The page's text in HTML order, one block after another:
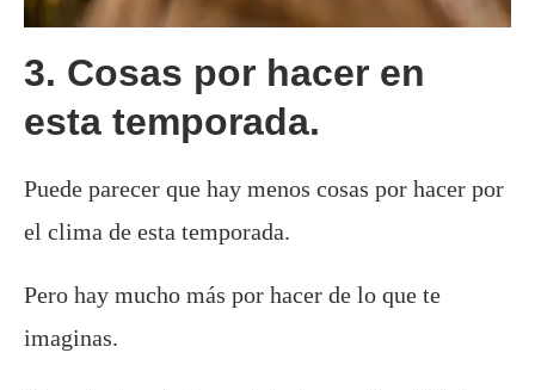
3. Cosas por hacer en
esta temporada.
Puede parecer que hay menos cosas por hacer por
el clima de esta temporada.
Pero hay mucho más por hacer de lo que te
imaginas.